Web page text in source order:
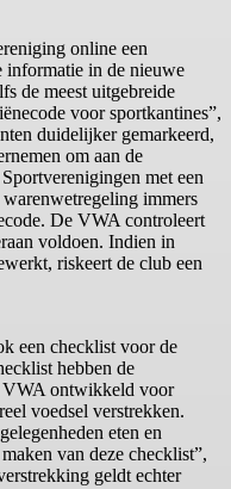
online een
informatie in de nieuwe
de meest uitgebreide
voor sportkantines”,
duidelijker gemarkeerd,
om aan de
met een
immers
De VWA controleert
voldoen. Indien in
riskeert de club een
een checklist voor de
hebben de
VWA ontwikkeld voor
voedsel verstrekken.
eten en
van deze checklist”,
geldt echter